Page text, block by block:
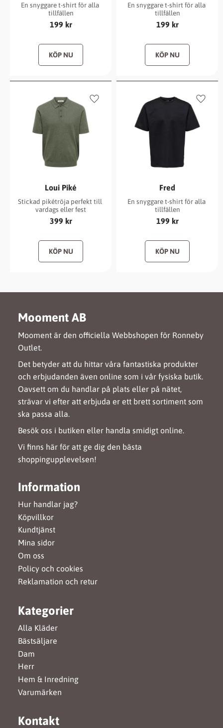
En snyggare t-shirt för alla
tillfällen
199 kr
En snyggare t-shirt för alla
tillfällen
199 kr
Loui Piké
Stickad pikétröja perfekt till
vardags eller fest
399 kr
Lägg till i favoriter
Fred
En snyggare t-shirt för alla
tillfällen
199 kr
Lägg
Mooment AB
Mooment är den officiella Webbshopen för Ronneby
Outlet.
Det betyder att du hittar våra fantastiska produkter
och erbjudanden även online som i vår fysiska butik.
Oavsett om du handlar på plats eller på nätet,
strävar vi efter att erbjuda er ett brett sortiment som
ska passa alla.
Besök oss i butiken eller handla smidigt online.
Vi finns här för att ge dig den bästa
shoppingupplevelsen!
Information
Hur handlar jag?
Köpvillkor
Kundtjänst
Mina sidor
Om oss
Policy och cookies
Reklamation och retur
Kategorier
Alla Kläder
Bästsäljare
Dam
Herr
Hem & Inredning
Varumärken
Kontakt